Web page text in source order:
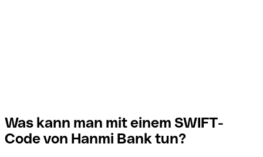
Was kann man mit einem SWIFT-
Code von Hanmi Bank tun?